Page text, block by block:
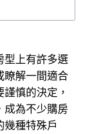
型上有許多選
瞭解一間適合
慎的決定，
成為不少購房
幾種特殊戶